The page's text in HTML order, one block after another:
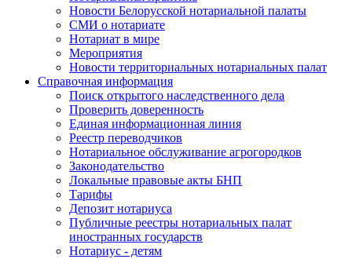
Новости Белорусской нотариальной палаты
СМИ о нотариате
Нотариат в мире
Мероприятия
Новости территориальных нотариальных палат
Справочная информация
Поиск открытого наследственного дела
Проверить доверенность
Единая информационная линия
Реестр переводчиков
Нотариальное обслуживание агрогородков
Законодательство
Локальные правовые акты БНП
Тарифы
Депозит нотариуса
Публичные реестры нотариальных палат
иностранных государств
Нотариус - детям